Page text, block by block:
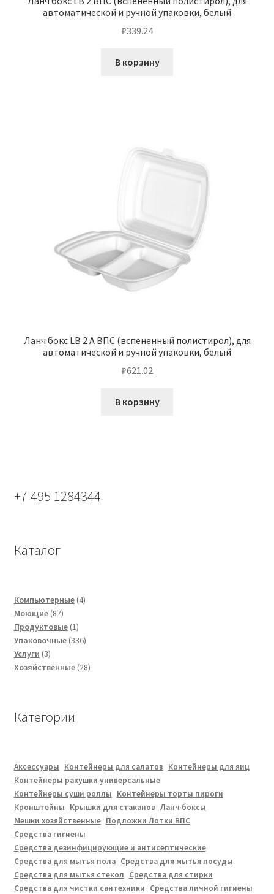
автоматической и ручной упаковки, белый
₽339.24
В корзину
Ланч бокс LB 2 А ВПС (вспененный полистирол), для
автоматической и ручной упаковки, белый
₽621.02
В корзину
+7 495 1284344
Каталог
Компьютерные 44
Моющие 8787
товаров
Продуктовые 11
товар
Упаковочные 336336
Услуги 33
товара
Хозяйственные 2828
Категории
Аксессуары Контейнеры для салатов Контейнеры для яиц
Контейнеры ракушки универсальные
Контейнеры суши роллы Контейнеры торты пироги
Кронштейны Крышки для стаканов Ланч боксы
Мешки хозяйственные Подложки Лотки ВПС
Средства гигиены
Средства дезинфицирующие и антисептические
Средства для мытья пола Средства для мытья посуды
Средства для мытья стекол Средства для стирки
Средства для чистки сантехники Средства личной гигиены